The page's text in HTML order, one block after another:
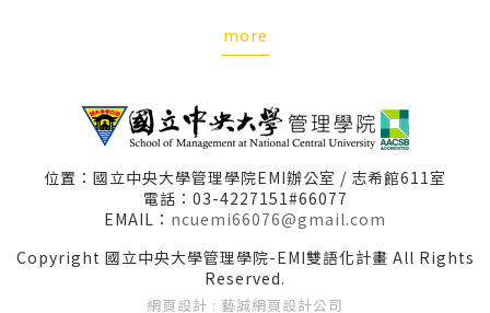
more
位置：國立中央大學管理學院EMI辦公室 / 志希館611室
電話：03-4227151#66077
EMAIL： ncuemi66076@gmail.com
Copyright 國立中央大學管理學院-EMI雙語化計畫 All Rights
Reserved.
網頁設計 : 藝誠網頁設計公司